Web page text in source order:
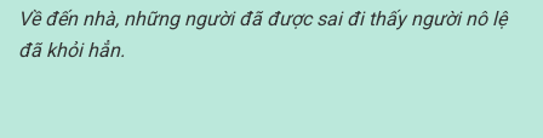
Về đến nhà, những người đã được sai đi thấy người nô lệ
đã khỏi hẳn.